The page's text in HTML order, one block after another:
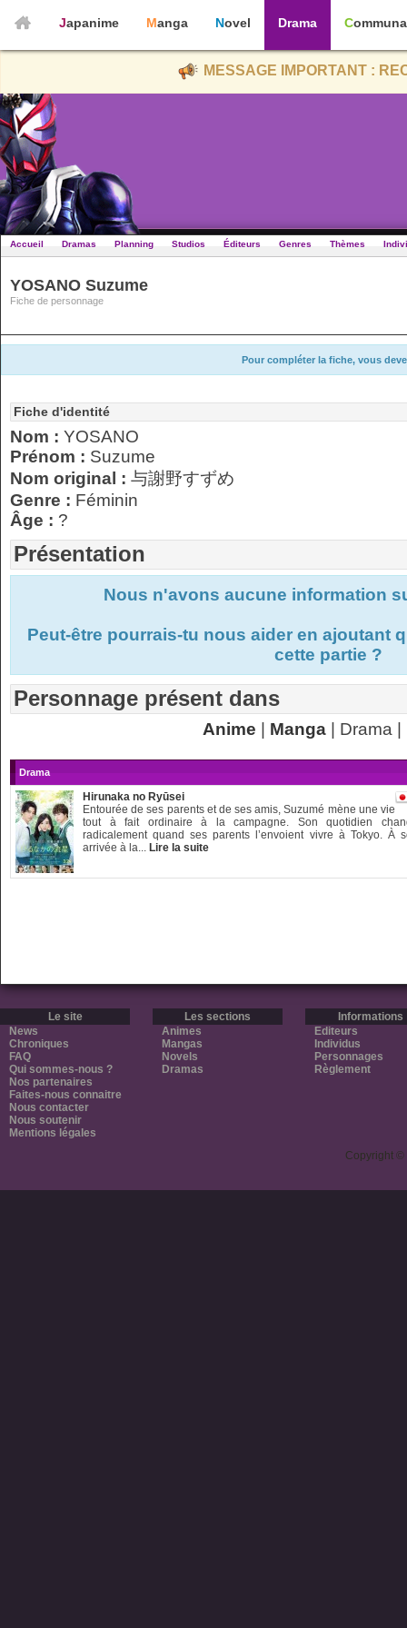
Japanime Manga Novel Drama
MESSAGE IMPORTANT :
Accueil Dramas Planning Studios Éditeurs Genres Thèmes
YOSANO Suzume
Fiche de personnage
Pour compléter la fiche, vous
Fiche d'identité
Nom : YOSANO
Prénom : Suzume
Nom original : 与謝野すずめ
Genre : Féminin
Âge : ?
Présentation
Nous n'avons aucune information
Peut-être pourrais-tu nous aider en ajoutant
cette partie ?
Personnage présent dans
Anime Manga| Drama |
Drama
Hirunaka no Ryūsei
Entourée de ses parents et de ses amis, Suzumé mène une vie
tout à fait ordinaire à la campagne. Son quotidien
radicalement quand ses parents l’envoient vivre à Tokyo. À
arrivée à la... Lire la suite
Le site
News
Chroniques
FAQ
Qui sommes-nous ?
Nos partenaires
Faites-nous connaitre
Nous contacter
Nous soutenir
Mentions légales
Les sections
Animes
Mangas
Novels
Dramas
Informations
Editeurs
Individus
Personnages
Règlement
Copyright ©